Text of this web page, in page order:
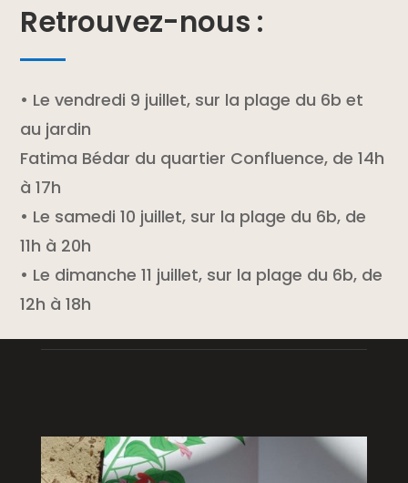
Retrouvez-nous :
• Le vendredi 9 juillet, sur la plage du 6b et
au jardin
Fatima Bédar du quartier Confluence, de 14h
à 17h
• Le samedi 10 juillet, sur la plage du 6b, de
11h à 20h
• Le dimanche 11 juillet, sur la plage du 6b, de
12h à 18h